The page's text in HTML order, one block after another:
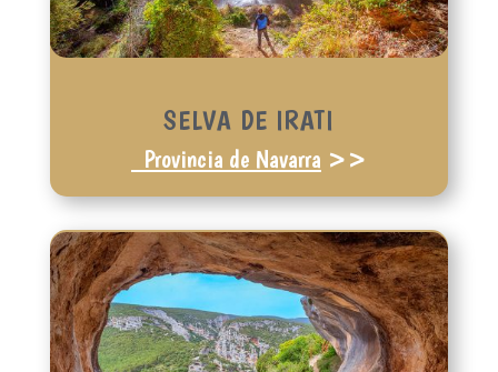
SELVA DE IRATI
Provincia de Navarra >>